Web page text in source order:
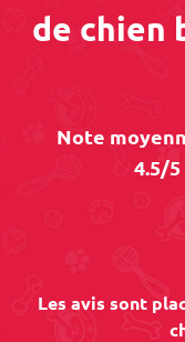
de chien
Note
4.5/5
Les avis sont